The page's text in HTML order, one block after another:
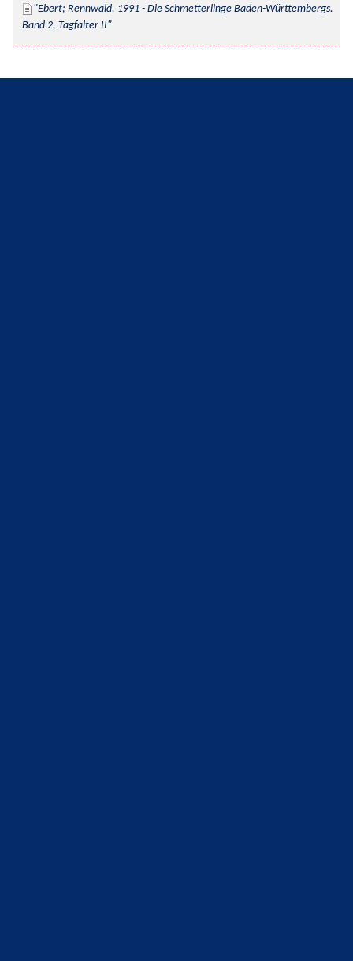
Ebert; Rennwald, 1991 - Die Schmetterlinge Baden-Württembergs.
Band 2, Tagfalter II